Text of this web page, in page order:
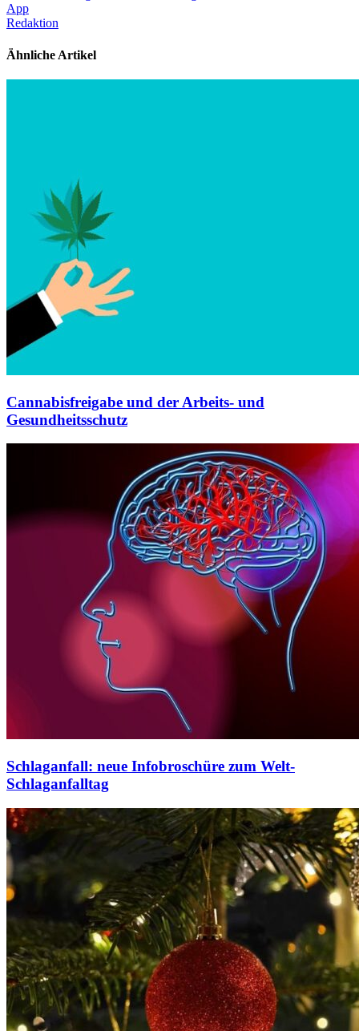
App
Redaktion
Ähnliche Artikel
Cannabisfreigabe und der Arbeits- und
Gesundheitsschutz
Schlaganfall: neue Infobroschüre zum Welt-
Schlaganfalltag